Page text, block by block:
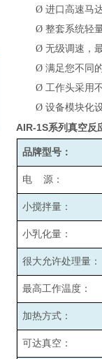
Ø 进口高速马
Ø 整套系统轻
Ø 无级调速，
Ø 满足您不同
Ø 工作头采用
Ø 设备模块化
AIR-1S系列真空反
品牌型号：
电 源：
小搅拌量：
小乳化量：
很大允许处理量：
最高工作温度：
加热方式：
可达真空：